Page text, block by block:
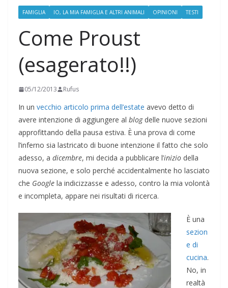
FAMIGLIA IO, LA MIA FAMIGLIA E ALTRI ANIMALI OPINIONI TESTI
Come Proust
(esagerato!!)
05/12/2013 Rufus
In un vecchio articolo prima dell’estate avevo detto di
avere intenzione di aggiungere al blogdelle nuove sezioni
approfittando della pausa estiva. È una prova di come
l’inferno sia lastricato di buone intenzione il fatto che solo
adesso, a dicembre, mi decida a pubblicare l’inizio della
nuova sezione, e solo perché accidentalmente ho lasciato
che Google la indicizzasse e adesso, contro la mia volontà
e incompleta, appare nei risultati di ricerca.
È una
sezion
e di
cucina.
No, in
realtà